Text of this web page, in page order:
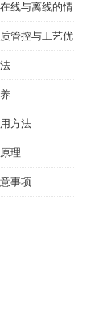
线与离线的情
管控与工艺优
方法
理
事项